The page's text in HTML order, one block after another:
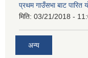
प्रथम गाउँसभा बाट पारित
मिति: 03/21/2018 -
अन्य